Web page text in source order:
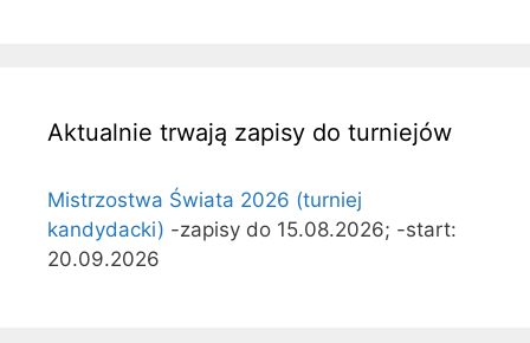
Aktualnie trwają zapisy do turniejów
Mistrzostwa Świata 2026 (turniej
kandydacki) -zapisy do 15.08.2026; -start:
20.09.2026